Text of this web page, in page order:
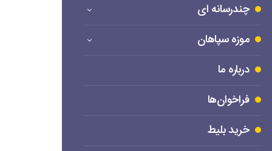
چندرسانه ای
موزه سپاهان
درباره ما
فراخوان‌ها
خرید بلیط